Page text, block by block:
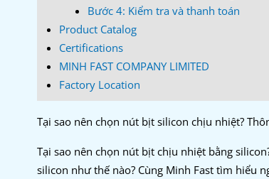
Bước 4: Kiểm tra và thanh toán
Product Catalog
Certifications
MINH FAST COMPANY LIMITED
Factory Location
Tại sao nên chọn nút bịt silicon chịu nhiệt?
Tại sao nên chọn nút bịt chịu nhiệt bằng
silicon như thế nào? Cùng Minh Fast tìm hiểu